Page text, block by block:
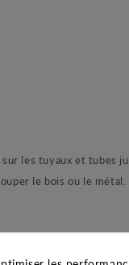
les tuyaux et tubes
le bois ou le